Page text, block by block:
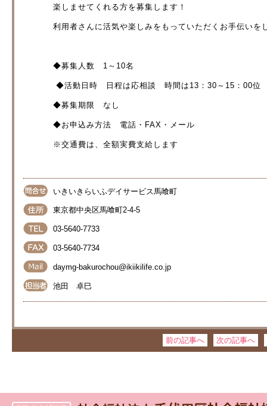
楽しませてくれる方を募集します！
利用者さんに活気や楽しみをもっていただくお手伝いを
◆募集人数 1～10名
◆活動日時 日程は応相談 時間は13：30～15：00位
◆募集期限 なし
◆お申込み方法 電話・FAX・メール
※交通費は、全額実費支給します
いきいきらいふデイサービス馬喰町
東京都中央区馬喰町2-4-5
03-5640-7733
03-5640-7734
daymg-bakurochou@ikiikilife.co.jp
池田 卓巳
前の記事へ 次の記事へ